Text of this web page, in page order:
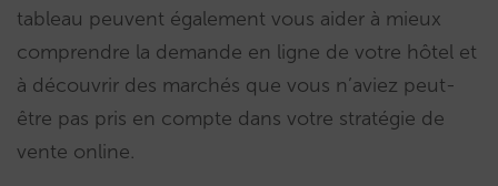
tableau peuvent également vous aider à mieux
comprendre la demande en ligne de votre hôtel et
à découvrir des marchés que vous n’aviez peut-
être pas pris en compte dans votre stratégie de
vente online.